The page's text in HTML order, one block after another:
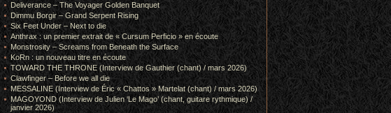
Deliverance – The Voyager Golden Banquet
Dimmu Borgir – Grand Serpent Rising
Six Feet Under – Next to die
Anthrax : un premier extrait de « Cursum Perficio » en écoute
Monstrosity – Screams from Beneath the Surface
KoRn : un nouveau titre en écoute
TOWARD THE THRONE (Interview de Gauthier (chant) / mars 2026)
Clawfinger – Before we all die
MESSALINE (Interview de Éric « Chattos » Martelat (chant) / mars 2026)
MAGOYOND (Interview de Julien ‘Le Mago’ (chant, guitare rythmique) /
janvier 2026)